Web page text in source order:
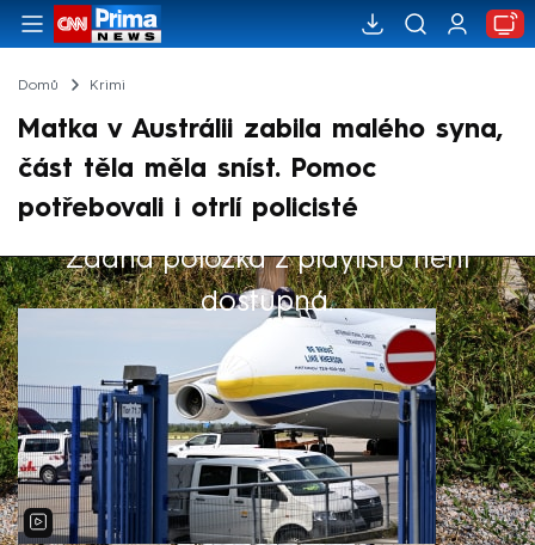
Domů Krimi
Matka v Austrálii zabila malého syna,
část těla měla sníst. Pomoc
potřebovali i otrlí policisté
Žádná položka z playlistu není
dostupná.
Výběr redakce